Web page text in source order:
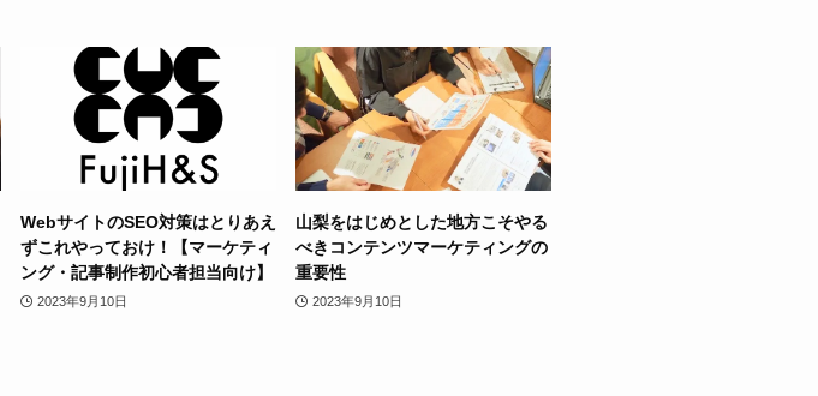
WebサイトのSEO対策はとりあえ
ずこれやっておけ！【マーケティ
ング・記事制作初心者担当向け】
2023年9月10日
山梨をはじめとした地方こそやる
べきコンテンツマーケティングの
重要性
2023年9月10日